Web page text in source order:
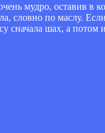
мудро, оставив в
словно по маслу.
сначала шах, а потом